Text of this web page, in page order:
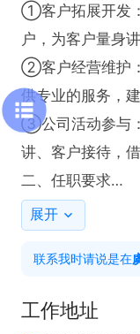
①客户拓展开发
户，为客户量身
②客户经营维护
供专业的服务，
③公司活动参与
讲、客户接待，
二、任职要求
①性格开朗、善
入；
②不*经验、不*
展开
联系我时请说是在
工作地址